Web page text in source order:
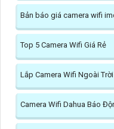
Bản báo giá camera wifi
Top 5 Camera Wifi Giá Rẻ
Lắp Camera Wifi Ngoài
Camera Wifi Dahua Báo